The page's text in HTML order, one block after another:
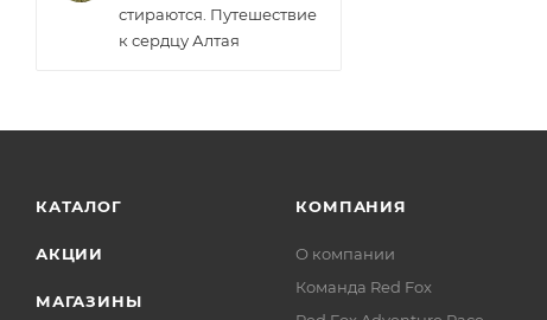
стираются. Путешествие
к сердцу Алтая
КАТАЛОГ
АКЦИИ
МАГАЗИНЫ
КОМПАНИЯ
О компании
Команда Red Fox